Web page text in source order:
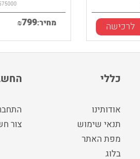
מחיר: ₪799 לרכישה
צור
כללי
אודותינו
תנאי שימוש
מפת האתר
בלוג